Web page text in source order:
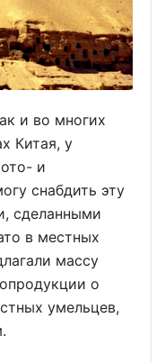
и во многих
Китая, у
и
снабдить эту
сделанными
в местных
массу
о
умельцев,